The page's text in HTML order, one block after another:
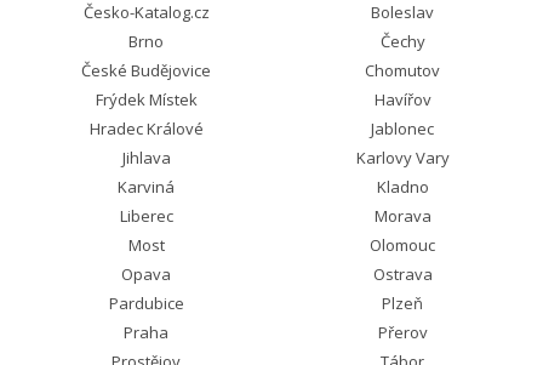
Česko-Katalog.cz
Boleslav
Brno
Čechy
České Budějovice
Chomutov
Frýdek Místek
Havířov
Hradec Králové
Jablonec
Jihlava
Karlovy Vary
Karviná
Kladno
Liberec
Morava
Most
Olomouc
Opava
Ostrava
Pardubice
Plzeň
Praha
Přerov